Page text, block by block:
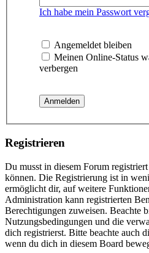
Ich habe mein Passwort
Angemeldet bleiben
Meinen Online-Status
verbergen
Registrieren
Du musst in diesem Forum
können. Die Registrierung ist in
ermöglicht dir, auf weitere
Administration kann registrierten
Berechtigungen zuweisen. Beachte
Nutzungsbedingungen und die
dich registrierst. Bitte beachte auch
wenn du dich in diesem Board